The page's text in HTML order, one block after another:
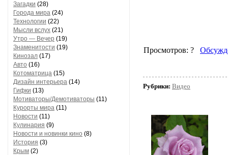
Загадки (28)
Города мира (24)
Технологии (22)
Мысли вслух (21)
Утро — Вечер (19)
Знаменитости (19)
Кинозал (17)
Авто (16)
Котоматрица (15)
Дизайн интерьера (14)
Гифки (13)
Мотиваторы/Демотиваторы (11)
Курорты мира (11)
Новости (11)
Кулинария (9)
Новости и новинки кино (8)
История (3)
Крым (2)
Рубрики: Видео